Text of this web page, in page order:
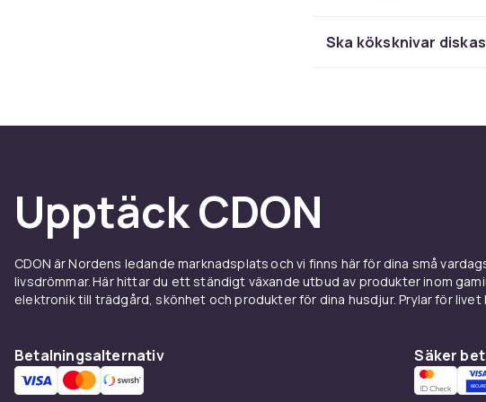
Santoku är en populär
för fisk och fjäderfä.
Materialval
Keramiska blad är lätta
handen.
Rätt förvaring förlänger
praktiska och gör
Ska köksknivar
Upptäck CDON
CDON är Nordens ledande marknadsplats och vi finns här för dina små
livsdrömmar. Här hittar du ett ständigt växande utbud av produkter inom
elektronik till trädgård, skönhet och produkter för dina husdjur. Prylar för livet
Betalningsalternativ Säker